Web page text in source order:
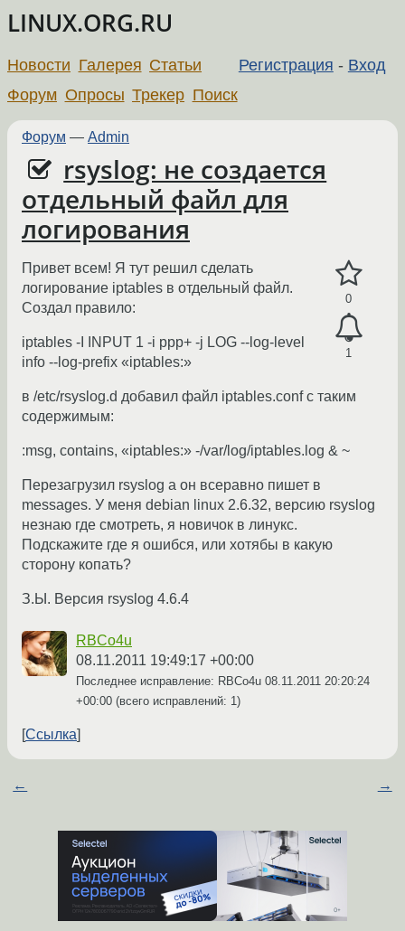
LINUX.ORG.RU
Регистрация - Вход
Новости Галерея Статьи
Форум Опросы Трекер Поиск
Форум — Admin
rsyslog: не создается
отдельный файл для
логирования
0
1
Привет всем! Я тут решил сделать
логирование iptables в отдельный файл.
Создал правило:
iptables -I INPUT 1 -i ppp+ -j LOG --log-level
info --log-prefix «iptables:»
в /etc/rsyslog.d добавил файл iptables.conf с таким
содержимым:
:msg, contains, «iptables:» -/var/log/iptables.log & ~
Перезагрузил rsyslog а он всеравно пишет в
messages. У меня debian linux 2.6.32, версию rsyslog
незнаю где смотреть, я новичок в линукс.
Подскажите где я ошибся, или хотябы в какую
сторону копать?
З.Ы. Версия rsyslog 4.6.4
RBCo4u
08.11.2011 19:49:17 +00:00
Последнее исправление: RBCo4u 08.11.2011 20:20:24
+00:00 (всего исправлений: 1)
Ссылка
← →